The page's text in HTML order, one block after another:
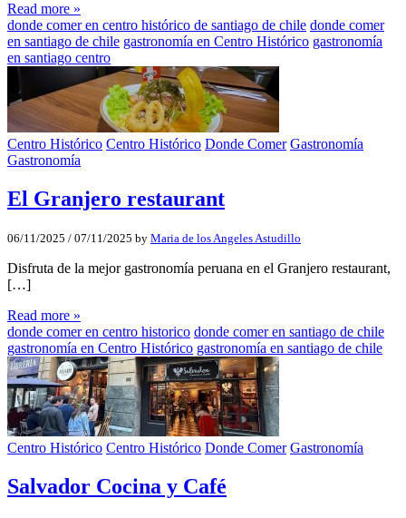
Read more »
donde comer en centro histórico de santiago de chile donde comer
en santiago de chile gastronomía en Centro Histórico gastronomía
en santiago centro
Centro Histórico Centro Histórico Donde Comer Gastronomía
Gastronomía
El Granjero restaurant
06/11/2025 / 07/11/2025 by Maria de los Angeles Astudillo
Disfruta de la mejor gastronomía peruana en el Granjero restaurant,
[…]
Read more »
donde comer en centro historico donde comer en santiago de chile
gastronomía en Centro Histórico gastronomía en santiago de chile
Centro Histórico Centro Histórico Donde Comer Gastronomía
Salvador Cocina y Café